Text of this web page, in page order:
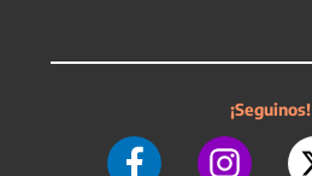
¡Seguinos!